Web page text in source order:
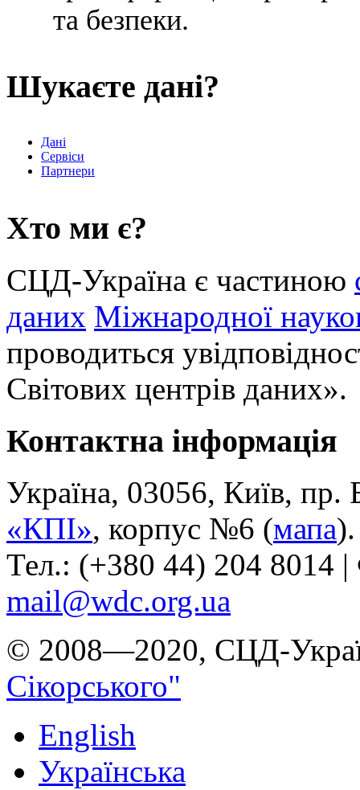
та безпеки.
Шукаєте дані?
Дані
Сервіси
Партнери
Хто ми є?
СЦД-Україна є частиною
даних Міжнародної
проводиться
Світових центрів даних».
Контактна інформація
Україна, 03056, Київ, пр.
«КПІ», корпус №6 (мапа).
Тел.: (+380 44) 204 8014
mail@wdc.org.ua
© 2008—2020, СЦД-
Сікорського"
English
Українська